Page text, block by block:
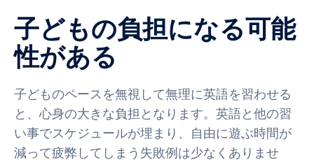
子どもの負担になる可能
性がある
子どものペースを無視して無理に英語を習わせる
と、心身の大きな負担となります。英語と他の習
い事でスケジュールが埋まり、自由に遊ぶ時間が
減って疲弊してしまう失敗例は少なくありませ